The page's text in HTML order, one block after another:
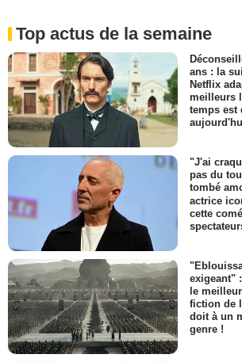
Top actus de la semaine
ans : la
Netflix
meilleurs
temps est
"J'ai
pas du
tombé
actrice
cette
exigeant"
le
fiction de
doit à un
genre !